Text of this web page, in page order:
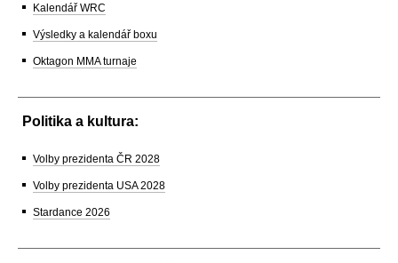
Kalendář WRC
Výsledky a kalendář boxu
Oktagon MMA turnaje
Politika a kultura:
Volby prezidenta ČR 2028
Volby prezidenta USA 2028
Stardance 2026